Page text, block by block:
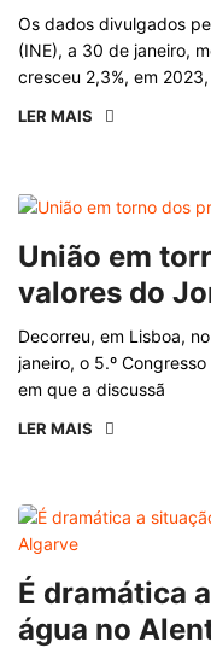
Os dados divulgados
(INE), a 30 de janeiro,
cresceu 2,3%, em
LER MAIS
União em
valores do
Decorreu, em Lisboa,
janeiro, o 5.º
em que a discussã
LER MAIS
É dramática
água no